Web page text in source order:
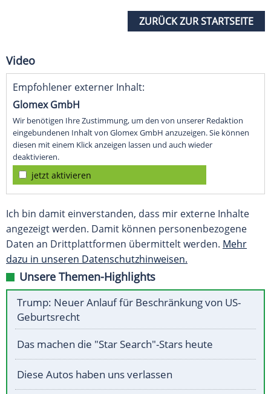
ZURÜCK ZUR STARTSEITE
Video
Empfohlener externer Inhalt:
Glomex GmbH
Wir benötigen Ihre Zustimmung, um den von unserer Redaktion
eingebundenen Inhalt von Glomex GmbH anzuzeigen. Sie können
diesen mit einem Klick anzeigen lassen und auch wieder
deaktivieren.
jetzt aktivieren
Ich bin damit einverstanden, dass mir externe Inhalte
angezeigt werden. Damit können personenbezogene
Daten an Drittplattformen übermittelt werden. Mehr
dazu in unseren Datenschutzhinweisen.
Unsere Themen-Highlights
Trump: Neuer Anlauf für Beschränkung von US-
Geburtsrecht
Das machen die "Star Search"-Stars heute
Diese Autos haben uns verlassen